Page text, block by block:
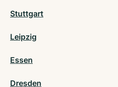
Stuttgart
Leipzig
Essen
Dresden